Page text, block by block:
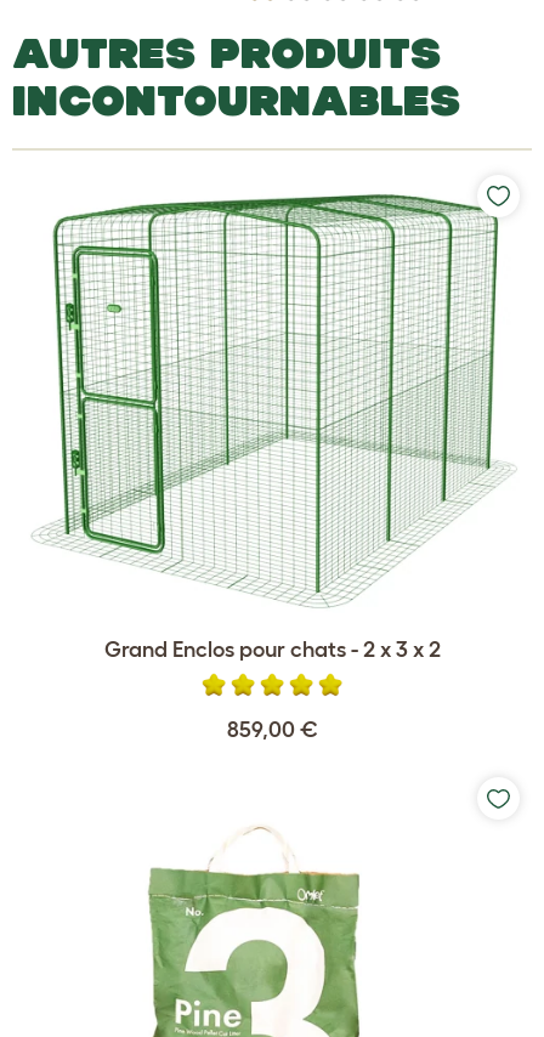
AUTRES PRODUITS
INCONTOURNABLES
Grand Enclos pour chats - 2 x 3 x 2
859,00 €